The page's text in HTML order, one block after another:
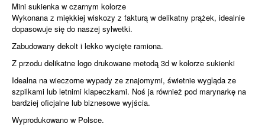
Mini sukienka w czarnym kolorze
Wykonana z miękkiej wiskozy z fakturą w delikatny prążek, idealnie
dopasowuje się do naszej sylwetki.
Zabudowany dekolt i lekko wycięte ramiona.
Z przodu delikatne logo drukowane metodą 3d w kolorze sukienki
Idealna na wieczorne wypady ze znajomymi, świetnie wygląda ze
szpilkami lub letnimi klapeczkami. Noś ja również pod marynarkę na
bardziej oficjalne lub biznesowe wyjścia.
Wyprodukowano w Polsce.